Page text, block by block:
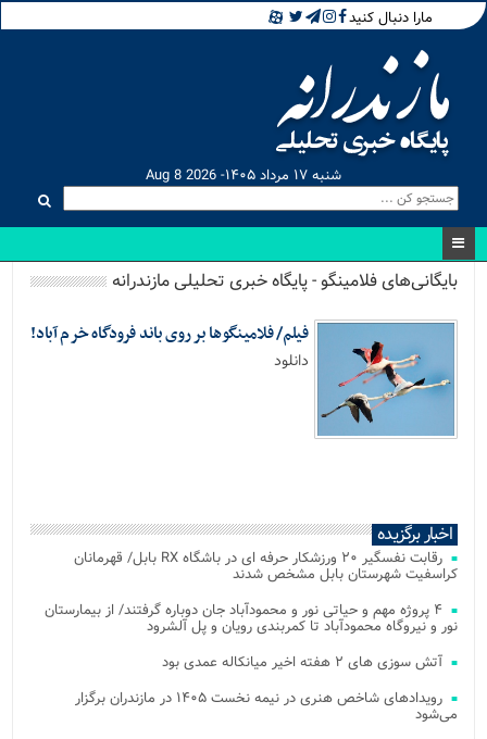
مارا دنبال کنید
شنبه ۱۷ مرداد ۱۴۰۵- Aug 8 2026
بایگانی‌های فلامینگو - پایگاه خبری تحلیلی مازندرانه
فیلم/ فلامینگوها بر روی باند فرودگاه خرم آباد!
دانلود
اخبار برگزیده
رقابت نفسگیر ۲۰ ورزشکار حرفه ای در باشگاه RX بابل/ قهرمانان
کراسفیت شهرستان بابل مشخص شدند
۴ پروژه مهم و حیاتی نور و محمودآباد جان دوباره گرفتند/ از بیمارستان
نور و نیروگاه محمودآباد تا کمربندی رویان و پل آلشرود
آتش‌ سوزی‌ های ۲ هفته اخیر میانکاله عمدی بود
رویدادهای شاخص هنری در نیمه نخست ۱۴۰۵ در مازندران برگزار
می‌شود